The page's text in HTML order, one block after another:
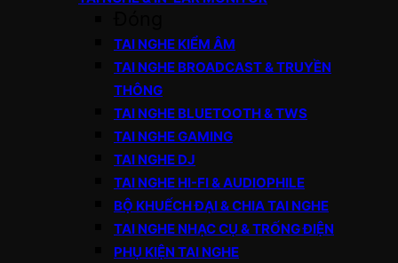
TAI NGHE KIỂM ÂM
TAI NGHE BROADCAST & TRUYỀN
THÔNG
TAI NGHE BLUETOOTH & TWS
TAI NGHE GAMING
TAI NGHE DJ
TAI NGHE HI-FI & AUDIOPHILE
BỘ KHUẾCH ĐẠI & CHIA TAI NGHE
TAI NGHE NHẠC CỤ & TRỐNG ĐIỆN
PHỤ KIỆN TAI NGHE